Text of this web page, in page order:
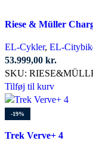
Riese & Müller
EL-Cykler, EL-
53.999,00 kr.
SKU:
Tilføj til kurv
-19%
Trek Verve+ 4